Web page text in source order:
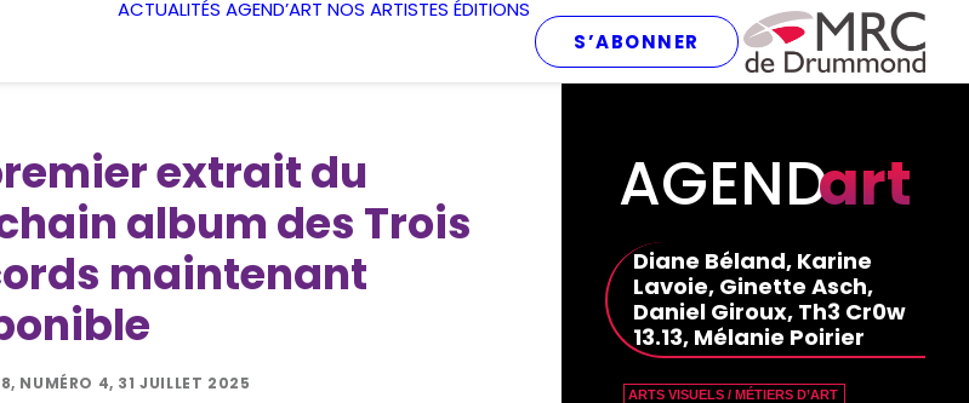
ACTUALITÉS AGEND’ART NOS ARTISTES ÉDITIONS
S’ABONNER
extrait du
album des Trois
maintenant
NUMÉRO 4, 31 JUILLET 2025
AGENDart
Diane Béland, Karine
Lavoie, Ginette Asch,
Daniel Giroux, Th3 Cr0w
13.13, Mélanie Poirier
ARTS VISUELS / MÉTIERS D’ART